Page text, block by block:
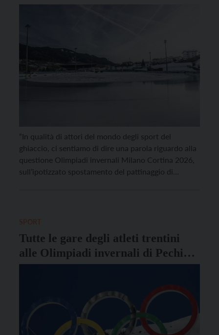
“Mantenere l’altopiano di Piné tra i
“In qualità di attori del mondo degli sport del
ghiaccio, ci sentiamo di dire una parola riguardo alla
questione Olimpiadi invernali Milano Cortina 2026,
sull’ipotizzato spostamento del pattinaggio di
Tutte le gare degli atleti trentini
alle Olimpiadi invernali di Pechino
2022